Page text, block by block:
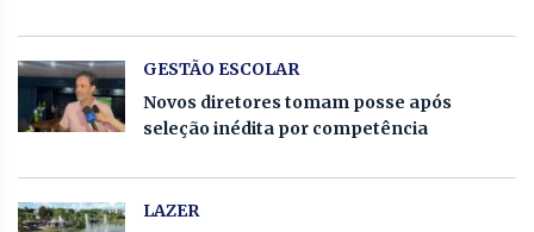
GESTÃO ESCOLAR
Novos diretores tomam posse após
seleção inédita por competência
LAZER